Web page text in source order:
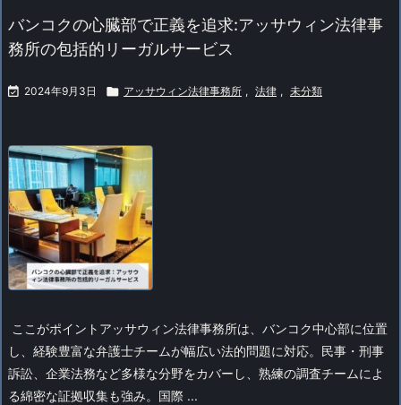
バンコクの心臓部で正義を追求:アッサウィン法律事
務所の包括的リーガルサービス
 2024年9月3日  アッサウィン法律事務所 , 法律 , 未分類
ここがポイント アッサウィン法律事務所は、バンコク中心部に位置
し、経験豊富な弁護士チームが幅広い法的問題に対応。民事・刑事
訴訟、企業法務など多様な分野をカバーし、熟練の調査チームによ
る綿密な証拠収集も強み。国際 ...